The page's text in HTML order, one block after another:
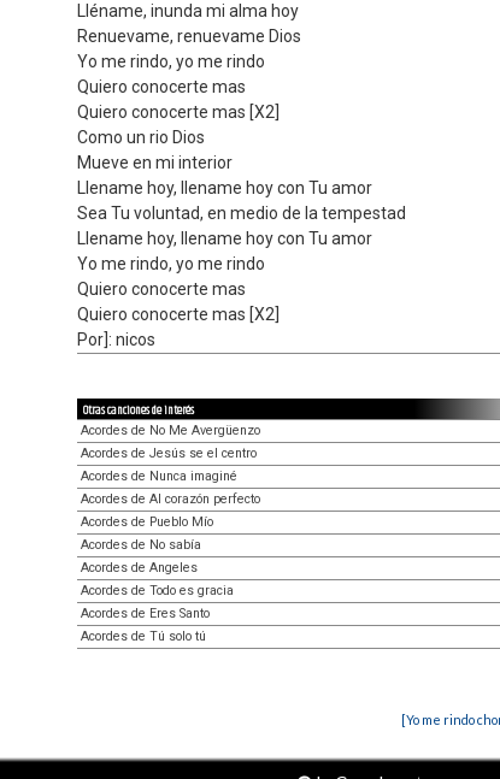
Lléname, inunda mi alma hoy
Renuevame, renuevame Dios
Yo me rindo, yo me rindo
Quiero conocerte mas
Quiero conocerte mas [X2]
Como un rio Dios
Mueve en mi interior
Llename hoy, llename hoy con Tu amor
Sea Tu voluntad, en medio de la tempestad
Llename hoy, llename hoy con Tu amor
Yo me rindo, yo me rindo
Quiero conocerte mas
Quiero conocerte mas [X2]
Por]: nicos
Otras canciones de interés
Acordes de No Me Avergüenzo
Acordes de Jesús se el centro
Acordes de Nunca imaginé
Acordes de Al corazón perfecto
Acordes de Pueblo Mío
Acordes de No sabía
Acordes de Angeles
Acordes de Todo es gracia
Acordes de Eres Santo
Acordes de Tú solo tú
[Yo me rindo